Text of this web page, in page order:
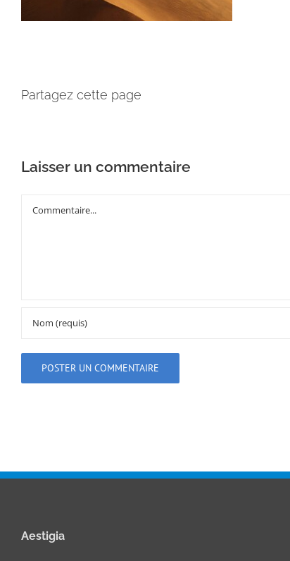
Partagez cette page
Laisser un commentaire
Commentaire
Aestigia